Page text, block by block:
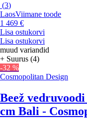
(3)
LaosViimane toode
1 469 €
Lisa ostukorvi
Lisa ostukorvi
muud variandid
+ Suurus (4)
-32 %
Cosmopolitan Design
Beež
cm Bali -